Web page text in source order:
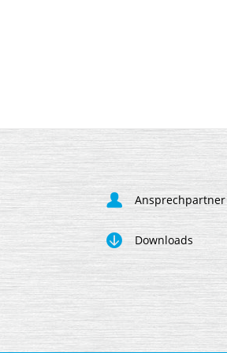
Ansprechpartner
Downloads